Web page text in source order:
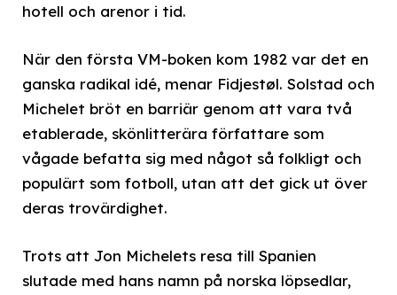
hotell och arenor i tid.
När den första VM-boken kom 1982 var det en
ganska radikal idé, menar Fidjestøl. Solstad och
Michelet bröt en barriär genom att vara två
etablerade, skönlitterära författare som
vågade befatta sig med något så folkligt och
populärt som fotboll, utan att det gick ut över
deras trovärdighet.
Trots att Jon Michelets resa till Spanien
slutade med hans namn på norska löpsedlar,